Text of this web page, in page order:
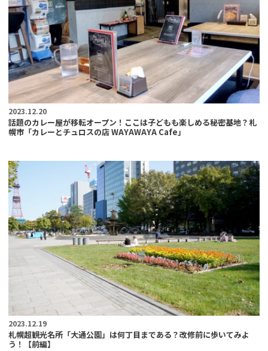
2023.12.20
話題のカレー屋が移転オープン！ここは子どもも楽しめる秘密基地？札
幌市「カレーとチュロスの店 WAYAWAYA Cafe」
2023.12.19
札幌超観光名所「大通公園」は何丁目まである？改修前に歩いてみよ
う！【前編】